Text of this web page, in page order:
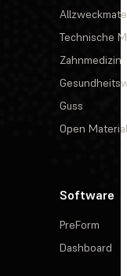
Technische
Zahnmedizin
Guss
Open
Software
PreForm
Dashboard